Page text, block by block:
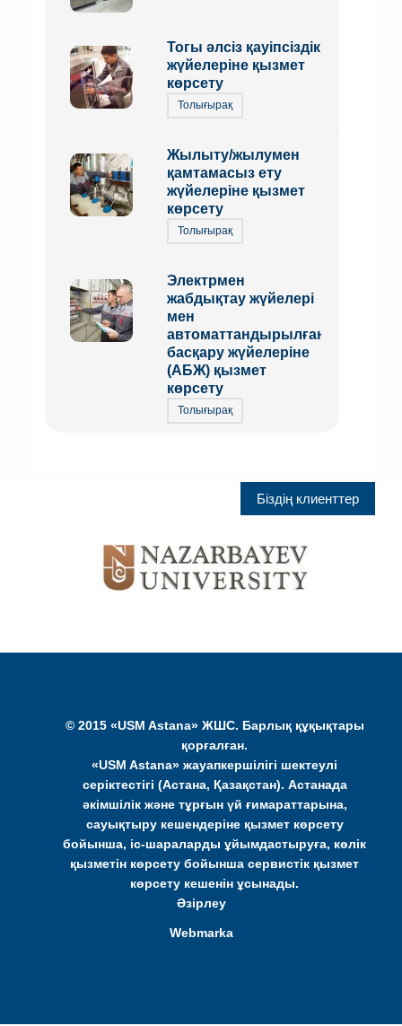
Тогы әлсіз қауіпсіздік
жүйелеріне қызмет
көрсету
Толығырақ
Жылыту/жылумен
қамтамасыз ету
жүйелеріне қызмет
көрсету
Толығырақ
Электрмен
жабдықтау жүйелері
мен
автоматтандырылған
басқару жүйелеріне
(АБЖ) қызмет
көрсету
Толығырақ
Біздің клиенттер
© 2015 «USM Astana» ЖШС. Барлық құқықтары
қорғалған.
«USM Astana» жауапкершілігі шектеулі
серіктестігі (Астана, Қазақстан). Астанада
әкімшілік және тұрғын үй ғимараттарына,
сауықтыру кешендеріне қызмет көрсету
бойынша, іс-шараларды ұйымдастыруға, көлік
қызметін көрсету бойынша сервистік қызмет
көрсету кешенін ұсынады.
Әзірлеу
Webmarka